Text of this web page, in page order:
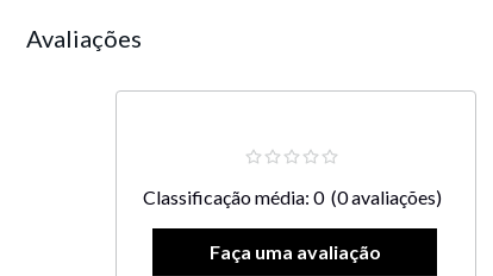
Avaliações
Classificação média: 0 (0 avaliações)